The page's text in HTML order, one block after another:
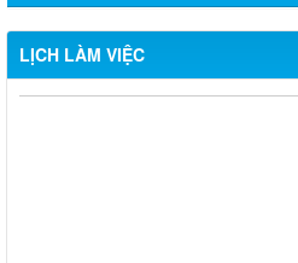
LỊCH LÀM VIỆC